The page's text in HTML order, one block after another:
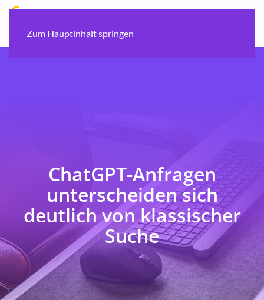
Zum Hauptinhalt springen
ChatGPT-Anfragen
unterscheiden sich
deutlich von klassischer
Suche